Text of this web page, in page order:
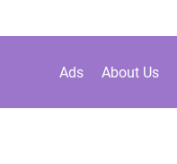
Ads About Us